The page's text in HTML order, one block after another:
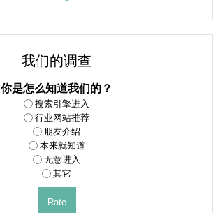
我们的调查
你是怎么知道我们的？
搜索引擎进入
行业网站推荐
朋友介绍
本来就知道
无意进入
其它